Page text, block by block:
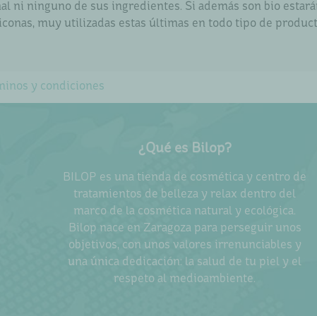
ni ninguno de sus ingredientes. Si además son bio
muy utilizadas estas últimas en todo tipo de
y condiciones
¿Qué es Bilop?
BILOP es una tienda de cosmética y centro de
tratamientos de belleza y relax dentro del
marco de la cosmética natural y ecológica.
Bilop nace en Zaragoza para perseguir unos
objetivos, con unos valores irrenunciables y
una única dedicación: la salud de tu piel y el
respeto al medioambiente.